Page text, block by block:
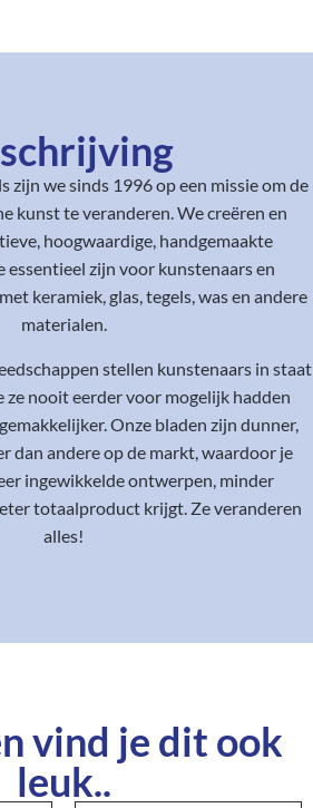
zijn we sinds 1996 op een missie om de
kunst te veranderen. We creëren en
hoogwaardige, handgemaakte
essentieel zijn voor kunstenaars en
keramiek, glas, tegels, was en andere
materialen.
stellen kunstenaars in staat
ze nooit eerder voor mogelijk hadden
Onze bladen zijn dunner,
dan andere op de markt, waardoor je
ingewikkelde ontwerpen, minder
totaalproduct krijgt. Ze veranderen
alles!
vind je dit ook
leuk..